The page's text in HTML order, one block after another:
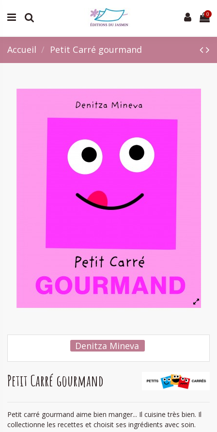
0
Accueil Petit Carré gourmand
Denitza Mineva
Petit Carré gourmand
Petit carré gourmand aime bien manger... Il cuisine très bien. Il
collectionne les recettes et choisit ses ingrédients avec soin.